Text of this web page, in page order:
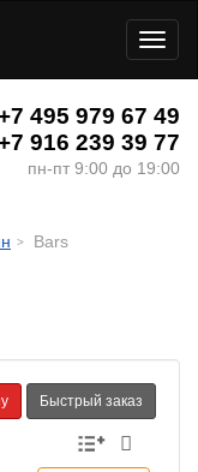
495 979 67 49
916 239 39 77
пн-пт 9:00 до 19:00
Bars
Быстрый заказ